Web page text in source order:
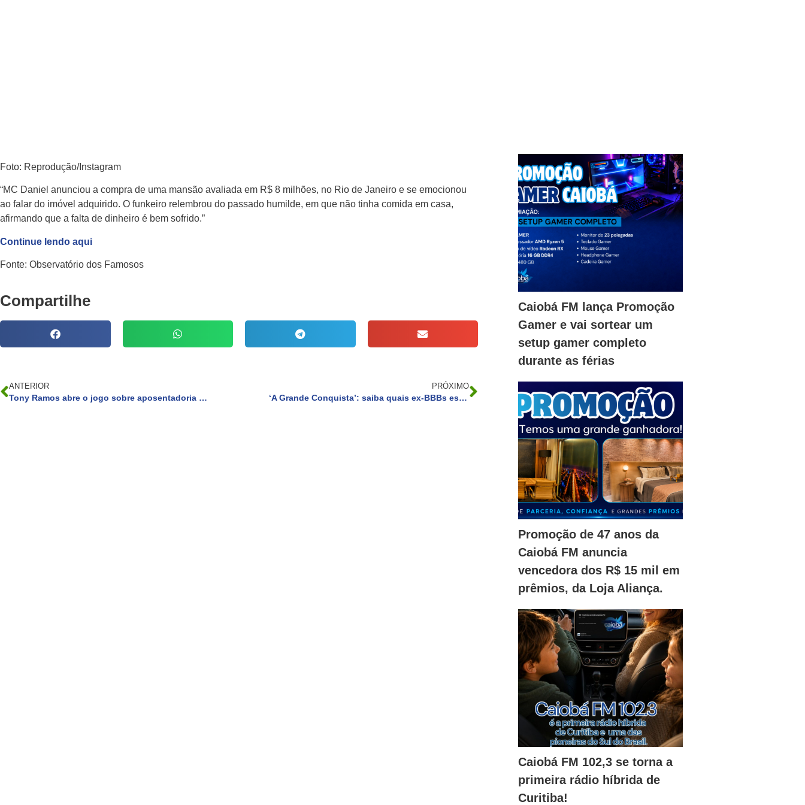
Foto: Reprodução/Instagram
“MC Daniel anunciou a compra de uma mansão avaliada em R$ 8 milhões, no Rio de Janeiro e se emocionou
ao falar do imóvel adquirido. O funkeiro relembrou do passado humilde, em que não tinha comida em casa,
afirmando que a falta de dinheiro é bem sofrido.”
Continue lendo aqui
Fonte: Observatório dos Famosos
Compartilhe
ANTERIOR
Tony Ramos abre o jogo sobre aposentadoria da carreira após ‘Terra e Paixão’
PRÓXIMO
‘A Grande Conquista’: saiba quais ex-BBBs estão participando do reality show
Caiobá FM lança Promoção
Gamer e vai sortear um
setup gamer completo
durante as férias
Promoção de 47 anos da
Caiobá FM anuncia
vencedora dos R$ 15 mil em
prêmios, da Loja Aliança.
Caiobá FM 102,3 se torna a
primeira rádio híbrida de
Curitiba!